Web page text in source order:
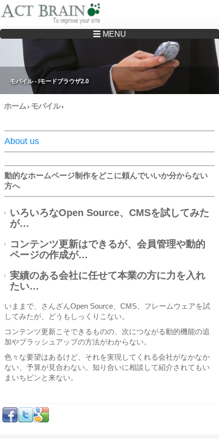
Drupalサイトの制作・保守をどこに頼んでいいか分からない方へ…まずはご相談く
☰ MENU
モバイル - Iモードブラウザ2.0
ホーム› モバイル›
About us
動的なホームページ制作をどこに頼んでいいか分からない
方へ
いろいろなOpen Source、CMSを試してみた
が…
コンテンツ更新はできるが、会員管理や動的
ページの作成が…
実績のある会社に任せて本業の方に力を入れ
たい…
いままで、さんざんOpen Source、CMS、フレームウェアを試
してみたが、どうもしっくりこない。
コンテンツ更新こそできるものの、次につながる動的機能の追
加やブラッシュアップの方法がわからない。
色々な要望はあるけど、それを実現してくれる会社がなかなか
ない、予算が見合わない。知り合いに相談して紹介されてもい
まいちピンと来ない。